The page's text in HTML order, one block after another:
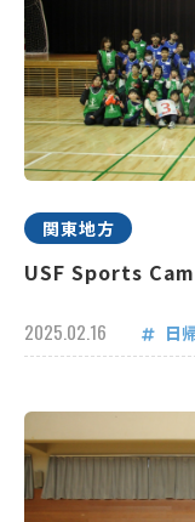
関東地方
USF Sports
2025.02.16 日